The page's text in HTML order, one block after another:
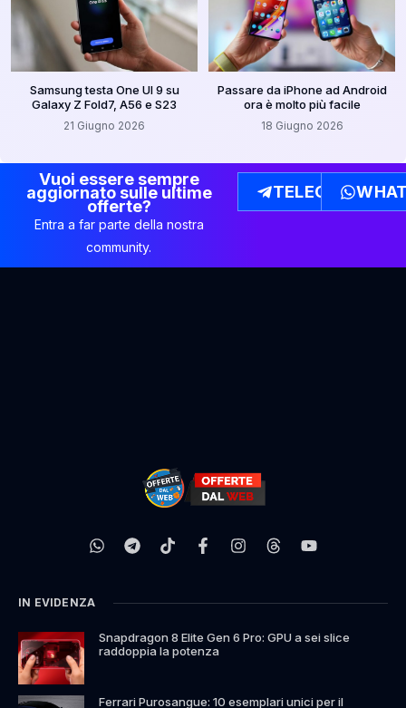
Samsung testa One UI 9 su
Galaxy Z Fold7, A56 e S23
21 Giugno 2026
Passare da iPhone ad Android
ora è molto più facile
18 Giugno 2026
Vuoi essere sempre
aggiornato sulle ultime
offerte?
Entra a far parte della nostra
community.
TELEGRAM
IN EVIDENZA
Snapdragon 8 Elite Gen 6 Pro: GPU a sei slice
raddoppia la potenza
Ferrari Purosangue: 10 esemplari unici per il